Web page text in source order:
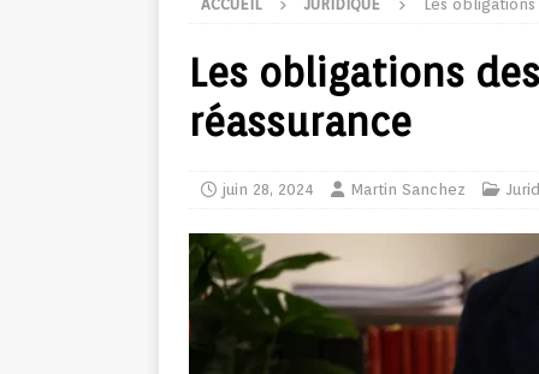
ACCUEIL JURIDIQUE Les
Les obligations
réassurance
juin 28, 2024 Martin Sanchez